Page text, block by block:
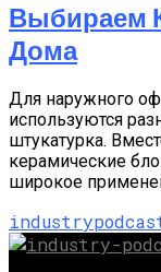
Выбираем
Дома
Для наружного
используются
штукатурка.
керамические
широкое